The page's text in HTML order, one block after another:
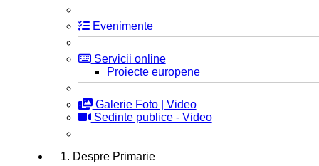
Evenimente
Servicii online
Proiecte europene
Galerie Foto | Video
Sedinte publice - Video
1. Despre Primarie